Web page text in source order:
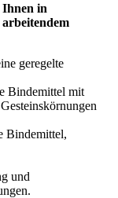
in
geregelte
Bindemittel mit
Bindemittel,
und